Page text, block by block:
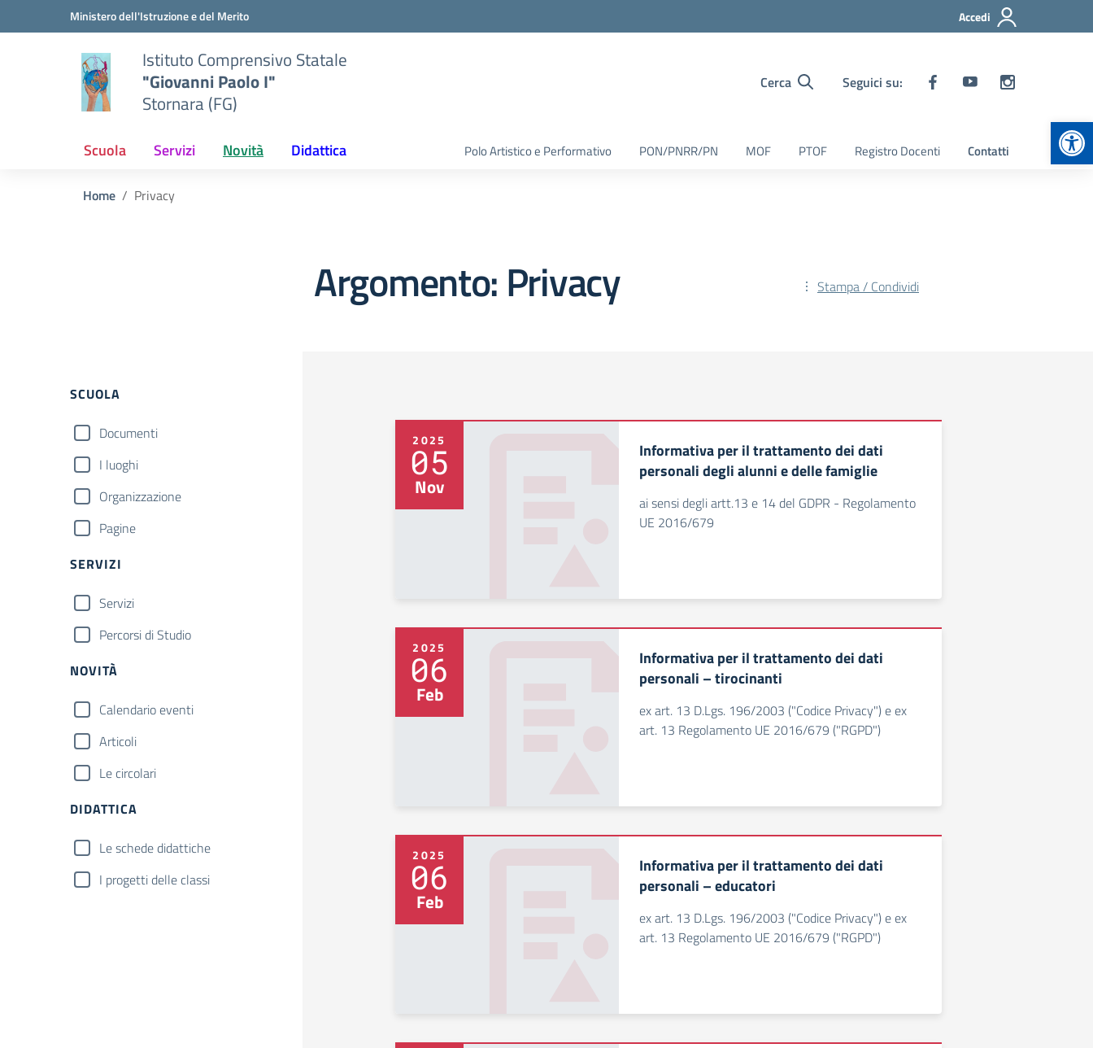
Vai ai contenuti
Vai al menu di navigazioneMinistero dell'Istruzione e del Merito Accedi
Istituto Comprensivo Statale
"Giovanni Paolo I"
Stornara (FG)
Cerca Seguici su:
Scuola Servizi Novità Didattica Polo Artistico e Performativo PON/PNRR/PN MOF PTOF Registro Docenti Contatti
Home Privacy
Argomento: Privacy Stampa / Condividi
Filtri
SCUOLA
Documenti
I luoghi
Organizzazione
Pagine
SERVIZI
Servizi
Percorsi di Studio
NOVITÀ
Calendario eventi
Articoli
Le circolari
DIDATTICA
Le schede didattiche
I progetti delle classi
2025
05
Nov
Informativa per il trattamento dei dati
personali degli alunni e delle famiglie
ai sensi degli artt.13 e 14 del GDPR - Regolamento
UE 2016/679
2025
06
Feb
Informativa per il trattamento dei dati
personali – tirocinanti
ex art. 13 D.Lgs. 196/2003 ("Codice Privacy") e ex
art. 13 Regolamento UE 2016/679 ("RGPD")
2025
06
Feb
Informativa per il trattamento dei dati
personali – educatori
ex art. 13 D.Lgs. 196/2003 ("Codice Privacy") e ex
art. 13 Regolamento UE 2016/679 ("RGPD")